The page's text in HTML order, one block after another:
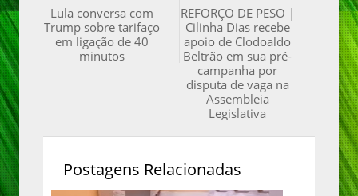
REFORÇO DE PESO |
Cilinha Dias recebe
apoio de Clodoaldo
Beltrão em sua pré-
campanha por
disputa de vaga na
Assembleia
Legislativa
Lula conversa com
Trump sobre tarifaço
em ligação de 40
minutos
Postagens Relacionadas